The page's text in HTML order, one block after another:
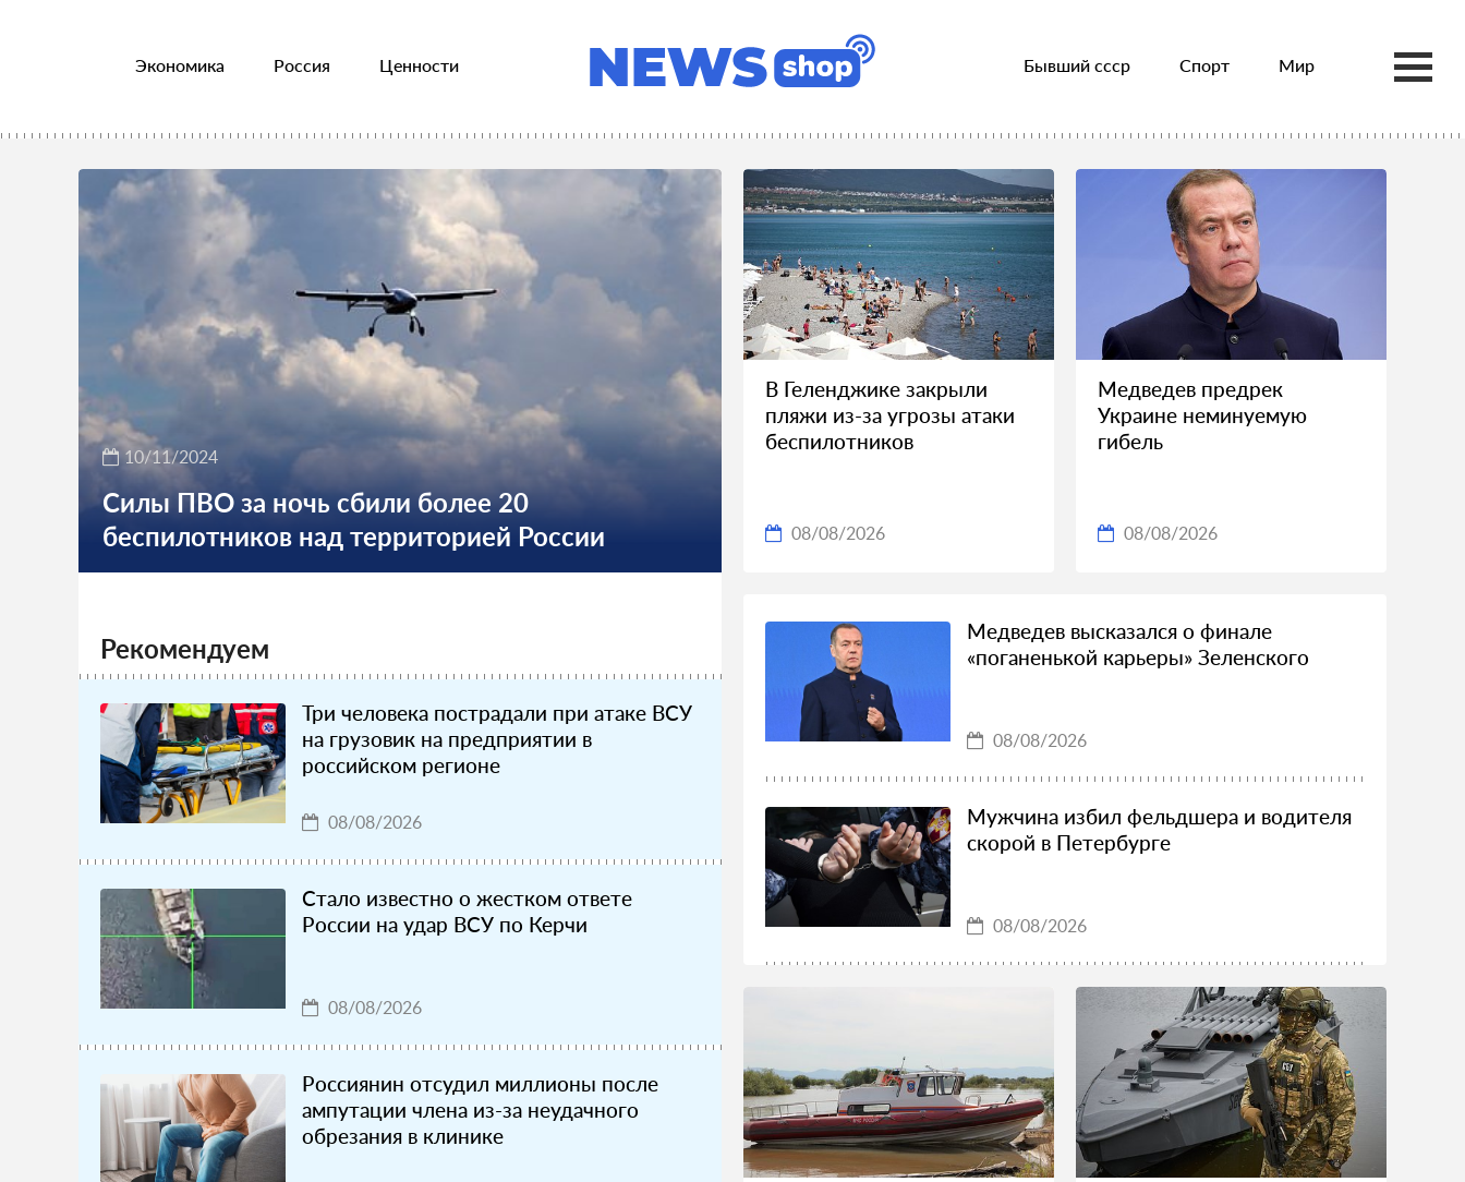
Экономика Россия Ценности Бывший ссср Спорт Мир
10/11/2024
Силы ПВО за ночь сбили более 20
беспилотников над территорией России
Рекомендуем
Три человека пострадали при атаке ВСУ
на грузовик на предприятии в
российском регионе
08/08/2026
Стало известно о жестком ответе
России на удар ВСУ по Керчи
08/08/2026
Россиянин отсудил миллионы после
ампутации члена из-за неудачного
обрезания в клинике
В Геленджике закрыли
пляжи из-за угрозы атаки
беспилотников
08/08/2026
Медведев предрек
Украине неминуемую
гибель
08/08/2026
Медведев высказался о финале
«поганенькой карьеры» Зеленского
08/08/2026
Мужчина избил фельдшера и водителя
скорой в Петербурге
08/08/2026